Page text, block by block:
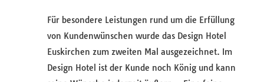
Für besondere Leistungen rund um die Erfüllung
von Kundenwünschen wurde das Design Hotel
Euskirchen zum zweiten Mal ausgezeichnet. Im
Design Hotel ist der Kunde noch König und kann